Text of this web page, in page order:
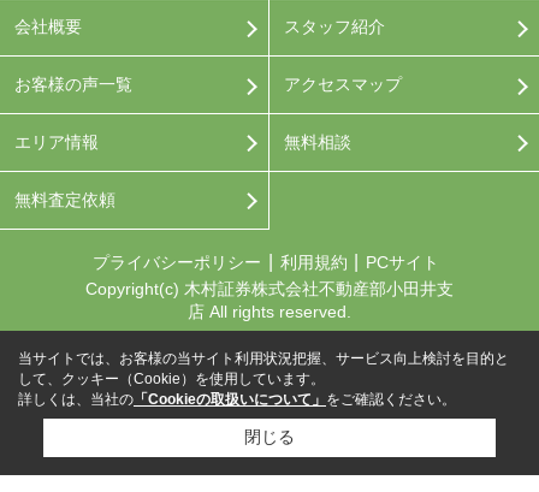
会社概要
お客様の声一覧
エリア情報
無料査定依頼
スタッフ紹介
アクセスマップ
無料相談
プライバシーポリシー 利用規約
PCサイト
Copyright(c) 木村証券株式会社不動産部小田井支
店 All rights reserved.
当サイトでは、お客様の当サイト利用状況把握、サービス向上検討を目的と
して、クッキー（Cookie）を使用しています。
詳しくは、当社の 「Cookieの取扱いについて」 をご確認ください。
閉じる